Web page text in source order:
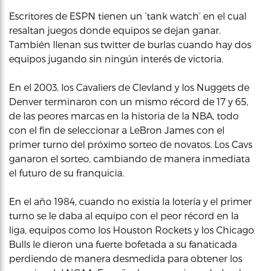
Escritores de ESPN tienen un ‘tank watch’ en el cual
resaltan juegos donde equipos se dejan ganar.
También llenan sus twitter de burlas cuando hay dos
equipos jugando sin ningún interés de victoria.
En el 2003, los Cavaliers de Clevland y los Nuggets de
Denver terminaron con un mismo récord de 17 y 65,
de las peores marcas en la historia de la NBA, todo
con el fin de seleccionar a LeBron James con el
primer turno del próximo sorteo de novatos. Los Cavs
ganaron el sorteo, cambiando de manera inmediata
el futuro de su franquicia.
En el año 1984, cuando no existía la lotería y el primer
turno se le daba al equipo con el peor récord en la
liga, equipos como los Houston Rockets y los Chicago
Bulls le dieron una fuerte bofetada a su fanaticada
perdiendo de manera desmedida para obtener los